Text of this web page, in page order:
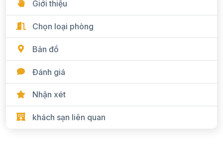
Giới thiệu
Chọn loại phòng
Bản đồ
Đánh giá
Nhận xét
khách sạn liên quan